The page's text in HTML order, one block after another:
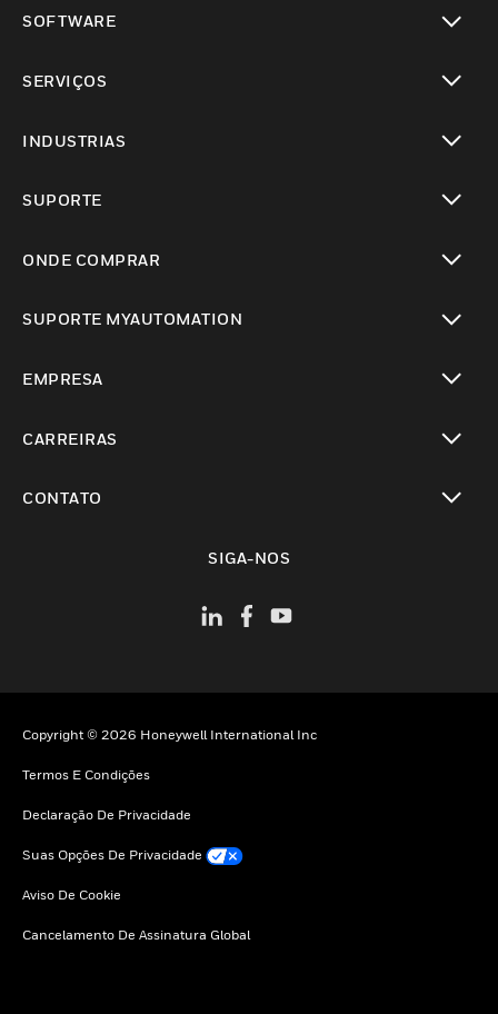
SOFTWARE
SERVIÇOS
INDUSTRIAS
SUPORTE
ONDE COMPRAR
SUPORTE MYAUTOMATION
EMPRESA
CARREIRAS
CONTATO
SIGA-NOS
Copyright © 2026 Honeywell International Inc
Termos E Condições
Declaração De Privacidade
Suas Opções De Privacidade
Aviso De Cookie
Cancelamento De Assinatura Global